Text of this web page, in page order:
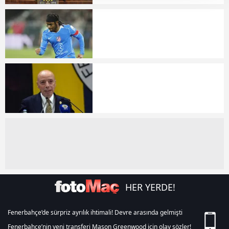
takdirde, kullanıcılara hedefli reklamlar
gösterilmeyecektir."
Sizlere daha iyi bir hizmet sunabilmek için İnternet
Sitemizde kendimize ve üçüncü kişilere ait çerezler
kullanılmaktadır. Bu çerezler vasıtasıyla çeşitli kişisel
verileriniz işlenmekte olup gerekli olan çerezler bilgi
toplumu hizmetlerinin sunulması amacıyla
kullanılmaktadır. Diğer çerezler, sitemizin daha işlevsel
vasıtasıyla belirleyebilirsiniz. Çerezlere ilişkin detaylı bilgi
için Ayarlar butonuna tıklayabilir,
HER YERDE!
Fenerbahçe’de sürpriz ayrılık ihtimali! Devre arasında gelmişti
Fenerbahçe’nin yeni transferi Mason Greenwood için olay sözler!